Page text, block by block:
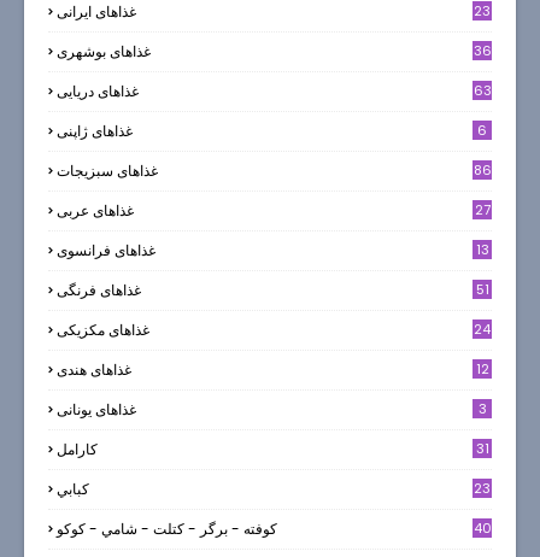
غذاهای ایرانی 23
غذاهای بوشهری 36
غذاهای دریایی 63
غذاهای ژاپنی 6
غذاهای سبزیجات 86
غذاهای عربی 27
غذاهای فرانسوی 13
غذاهای فرنگی 51
غذاهای مکزیکی 24
غذاهای هندی 12
غذاهای یونانی 3
كارامل 31
كبابي 23
كوفته - برگر - كتلت - شامي - كوكو 40